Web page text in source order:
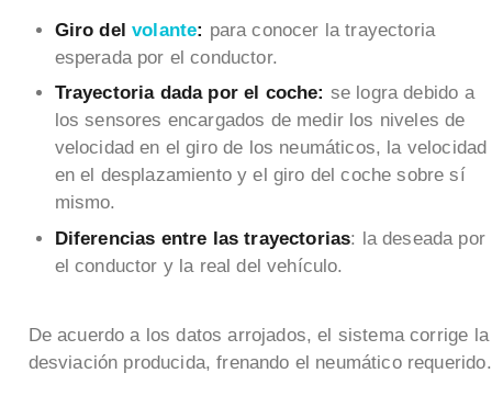
Giro delvolante: para conocer la trayectoria
esperada por el conductor.
Trayectoria dada por el coche: se logra debido a
los sensores encargados de medir los niveles de
velocidad en el giro de los neumáticos, la velocidad
en el desplazamiento y el giro del coche sobre sí
mismo.
Diferencias entre las trayectorias: la deseada por
el conductor y la real del vehículo.
De acuerdo a los datos arrojados, el sistema corrige la
desviación producida, frenando el neumático requerido.